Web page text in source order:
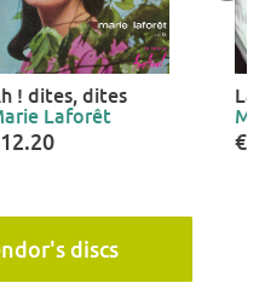
! dites, dites
Laforêt
La
discs